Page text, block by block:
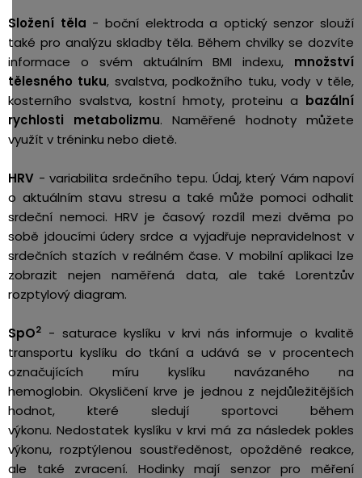
Složení těla - boční elektroda a optický senzor slouží
také pro analýzu skladby těla. Během chvilky se dozvíte
informace o svém aktuálním BMI indexu, množství
tělesného tuku, svalstva, podkožního tuku, vody v těle,
kosterního svalstva, kostní hmoty, proteinu a bazální
rychlosti metabolizmu. Naměřené hodnoty můžete
využít v tréninku nebo dietě.
HRV - variabilita srdečního tepu. Údaj, který Vám napoví
o aktuálním stavu stresu a také může pomoci odhalit
srdeční nemoci. HRV je časový rozdíl mezi dvěma po
sobě jdoucími údery srdce a vyjadřuje nepravidelnost v
srdečních stazích v reálném čase. V mobilní aplikaci lze
zobrazit nejen naměřená data, ale také Lorentzův
rozptylový diagram.
SpO2 - saturace kyslíku v krvi nás informuje o kvalitě
transportu kyslíku do tkání a udává se v procentech
označujících míru kyslíku navázaného na
hemoglobin. Okysličení krve je jednou z nejdůležitějších
hodnot, které sledují sportovci během
výkonu. Nedostatek kyslíku v krvi má za následek pokles
výkonu, rozptýlenou soustředěnost, opožděné reakce,
ale také zvracení. Hodinkymají senzor pro měření